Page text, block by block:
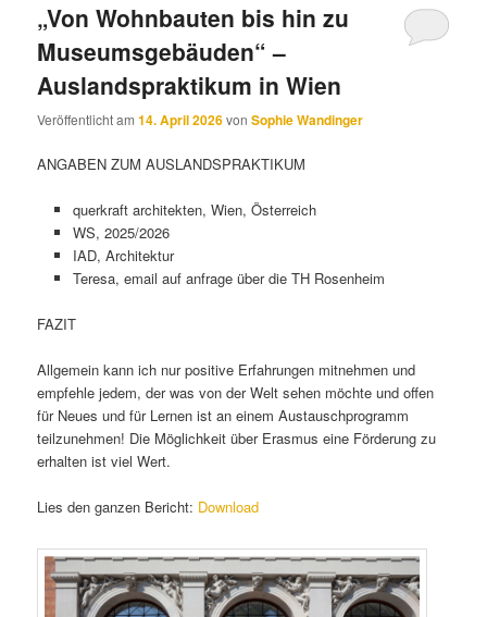
„Von Wohnbauten bis hin zu
Museumsgebäuden“ –
Auslandspraktikum in Wien
Veröffentlicht am14. April 2026vonSophie Wandinger
ANGABEN ZUM AUSLANDSPRAKTIKUM
querkraft architekten, Wien, Österreich
WS, 2025/2026
IAD, Architektur
Teresa, email auf anfrage über die TH Rosenheim
FAZIT
Allgemein kann ich nur positive Erfahrungen mitnehmen und
empfehle jedem, der was von der Welt sehen möchte und offen
für Neues und für Lernen ist an einem Austauschprogramm
teilzunehmen! Die Möglichkeit über Erasmus eine Förderung zu
erhalten ist viel Wert.
Lies den ganzen Bericht: Download